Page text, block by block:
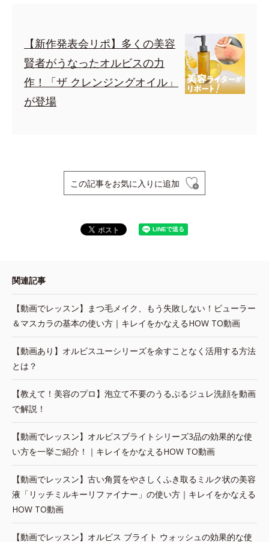
【新作発表会リポ】多くの美容
賢者がうなったオルビスの力
作！「ザ クレンジングオイル」
が登場
この記事をお気に入りに追加
関連記事
【動画でレッスン】まつ毛メイク、もう失敗しない！ビューラー
＆マスカラの基本の使い方｜キレイをかなえるHOW TO動画
【動画あり】オルビスユーシリーズを余すことなく活用する方法
とは？
【教えて！美容のプロ】泡立て不要のうるぷるジュレ洗顔を動画
で解説！
【動画でレッスン】オルビスブライトシリーズ3品の効果的な使
い方を一挙ご紹介！｜キレイをかなえるHOW TO動画
【動画でレッスン】古い角質をやさしくふき取るミルク状の美容
液「リッチミルキーリファイナー」の使い方｜キレイをかなえる
HOW TO動画
【動画でレッスン】オルビス ブライト ウォッシュの効果的な使